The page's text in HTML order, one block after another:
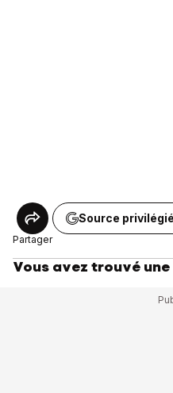
Partager
Source
Vous avez trouvé